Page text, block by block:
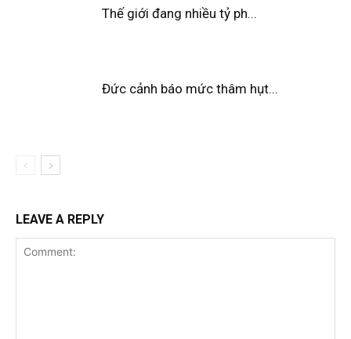
Thế giới đang nhiều tỷ ph...
Đức cảnh báo mức thâm hụt...
LEAVE A REPLY